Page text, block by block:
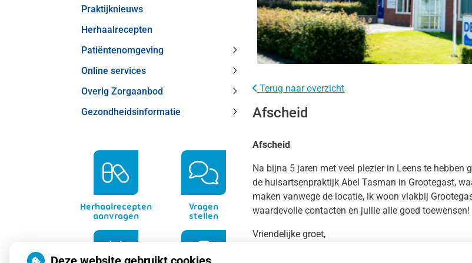
submenu
Praktijknieuws
Herhaalrecepten
Patiëntenomgeving
Patiëntenomgeving
submenu
Online services
services
Overig Zorgaanbod
Zorgaanbod
Gezondheidsinformatie
Herhaalrecepten
aanvragen
Vragen
stellen
Terug naar overzicht
Afscheid
Afscheid
Na bijna 5 jaren met veel plezier in Leens te hebben
de huisartsenpraktijk Abel Tasman in Grootegast,
maken vanwege de locatie, ik woon vlakbij
waardevolle contacten en jullie alle goed toewensen!
Vriendelijke groet,